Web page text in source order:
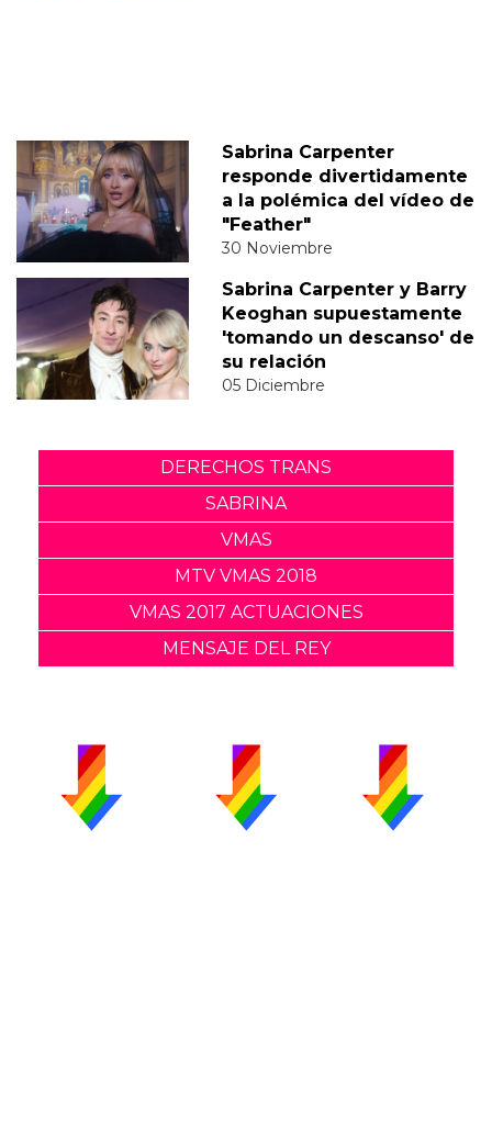
Sabrina Carpenter
responde divertidamente
a la polémica del vídeo de
"Feather"
30 Noviembre
Sabrina Carpenter y Barry
Keoghan supuestamente
'tomando un descanso' de
su relación
05 Diciembre
DERECHOS TRANS
SABRINA
VMAS
MTV VMAS 2018
VMAS 2017 ACTUACIONES
MENSAJE DEL REY